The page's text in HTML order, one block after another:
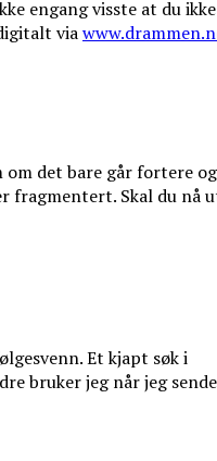
engang visste at du
via
det bare går fortere og
fragmentert. Skal du nå
Et kjapt søk i
bruker jeg når jeg